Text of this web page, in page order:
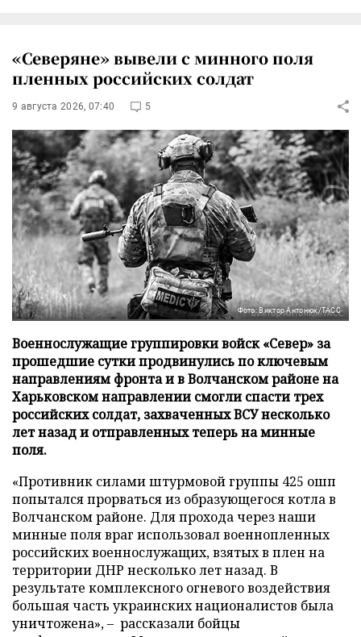
«Северяне» вывели с минного поля
пленных российских солдат
9 августа 2026, 07:40 5
Фото: Виктор Антонюк/ТАСС
Военнослужащие группировки войск «Север» за
прошедшие сутки продвинулись по ключевым
направлениям фронта и в Волчанском районе на
Харьковском направлении смогли спасти трех
российских солдат, захваченных ВСУ несколько
лет назад и отправленных теперь на минные
поля.
«Противник силами штурмовой группы 425 ошп
попытался прорваться из образующегося котла в
Волчанском районе. Для прохода через наши
минные поля враг использовал военнопленных
российских военнослужащих, взятых в плен на
территории ДНР несколько лет назад. В
результате комплексного огневого воздействия
большая часть украинских националистов была
уничтожена», – рассказали бойцы